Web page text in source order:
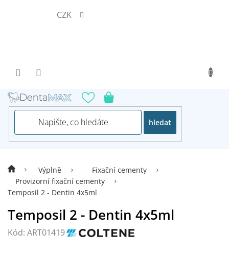
CZK
hledat
Výplně
Fixační cementy
Provizorní fixační cementy
Temposil 2 - Dentin 4x5ml
Temposil 2 - Dentin 4x5ml
Kód: ART01419